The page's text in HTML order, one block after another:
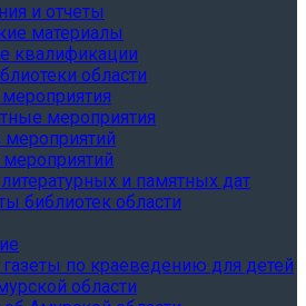
и отчеты
материалы
квалификации
области
мероприятия
мероприятий
мероприятий
и памятных дат
библиотек области
по краеведению для детей
области